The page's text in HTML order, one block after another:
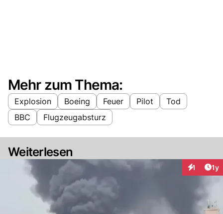
Mehr zum Thema:
Explosion Boeing Feuer Pilot
Tod
BBC
Flugzeugabsturz
Weiterlesen
1 1y